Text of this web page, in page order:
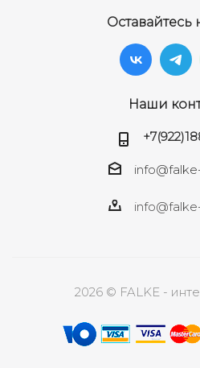
Оставайтесь
Наши
2026 © FALKE -